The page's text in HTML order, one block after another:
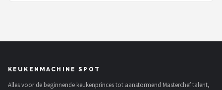
KEUKENMACHINE SPOT
Alles voor de beginnende keukenprinces tot aanstormend Masterchef talent,